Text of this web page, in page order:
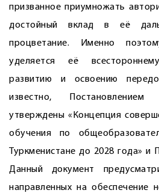
призванное приумножать
достойный вклад в её
процветание. Именно
уделяется её
развитию и освоению
известно, Постановлением
утверждены «Концепция
обучения по
Туркменистане до 2028 года» и
Данный документ
направленных на обеспечение